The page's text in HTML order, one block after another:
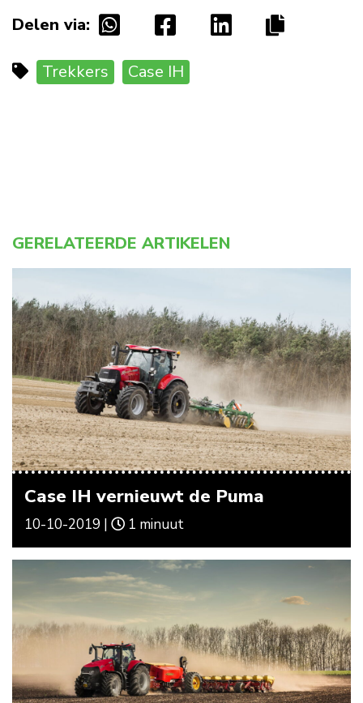
Delen via:
Trekkers Case IH
GERELATEERDE ARTIKELEN
Case IH vernieuwt de Puma
10-10-2019 | 1 minuut